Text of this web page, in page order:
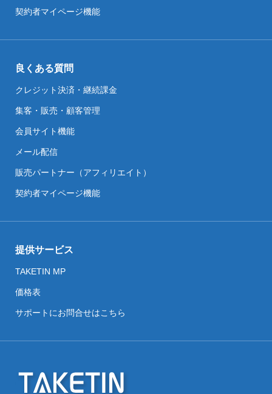
契約者マイページ機能
良くある質問
クレジット決済・継続課金
集客・販売・顧客管理
会員サイト機能
メール配信
販売パートナー（アフィリエイト）
契約者マイページ機能
提供サービス
TAKETIN MP
価格表
サポートにお問合せはこちら